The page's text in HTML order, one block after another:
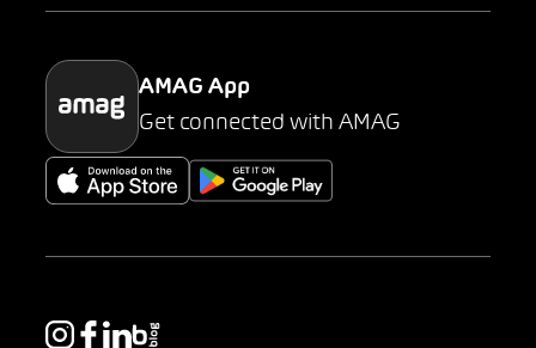
Parking
AMAG App
Get connected with AMAG